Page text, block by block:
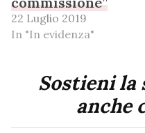
22 Luglio 2019
In "In evidenza"
Sostieni la
anche